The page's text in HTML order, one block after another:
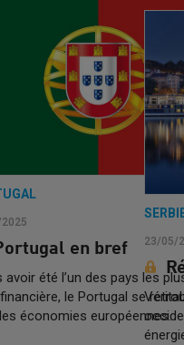
en bref
avoir été l’un des pays les
le Portugal se
économies européennes.
23/05/